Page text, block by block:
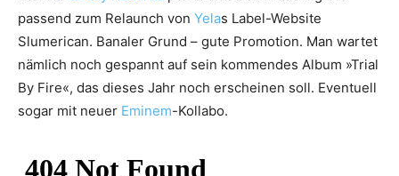
passend zum Relaunch von Yelas Label-Website
Slumerican. Banaler Grund – gute Promotion. Man wartet
nämlich noch gespannt auf sein kommendes Album »Trial
By Fire«, das dieses Jahr noch erscheinen soll. Eventuell
sogar mit neuer Eminem-Kollabo.